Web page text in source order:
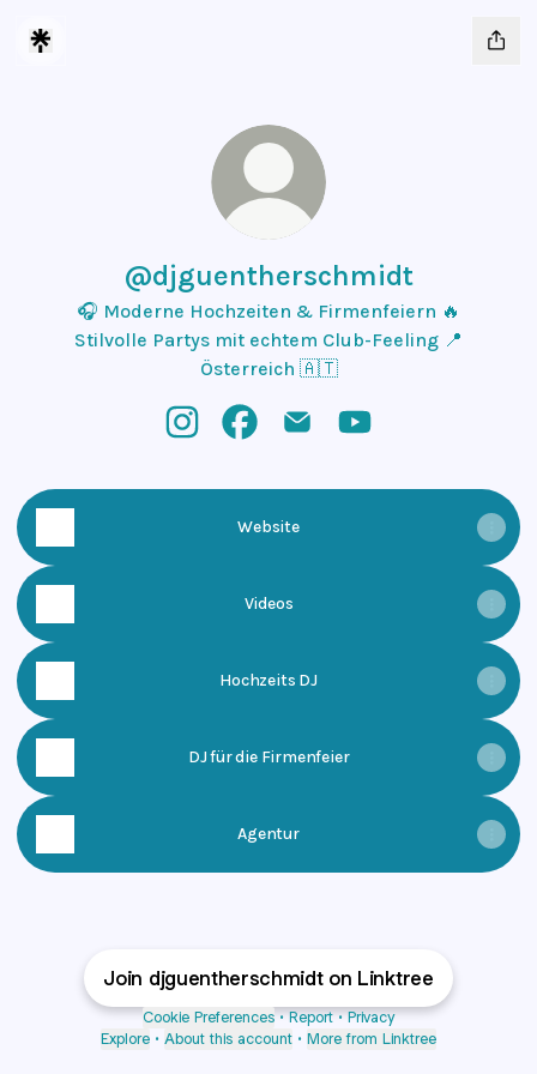
@djguentherschmidt
🎧 Moderne Hochzeiten & Firmenfeiern 🔥
Stilvolle Partys mit echtem Club-Feeling 📍
Österreich 🇦🇹
Website
Videos
Hochzeits DJ
DJ für die Firmenfeier
Agentur
Join djguentherschmidt on Linktree
Cookie Preferences • Report • Privacy
Explore • About this account • More from Linktree